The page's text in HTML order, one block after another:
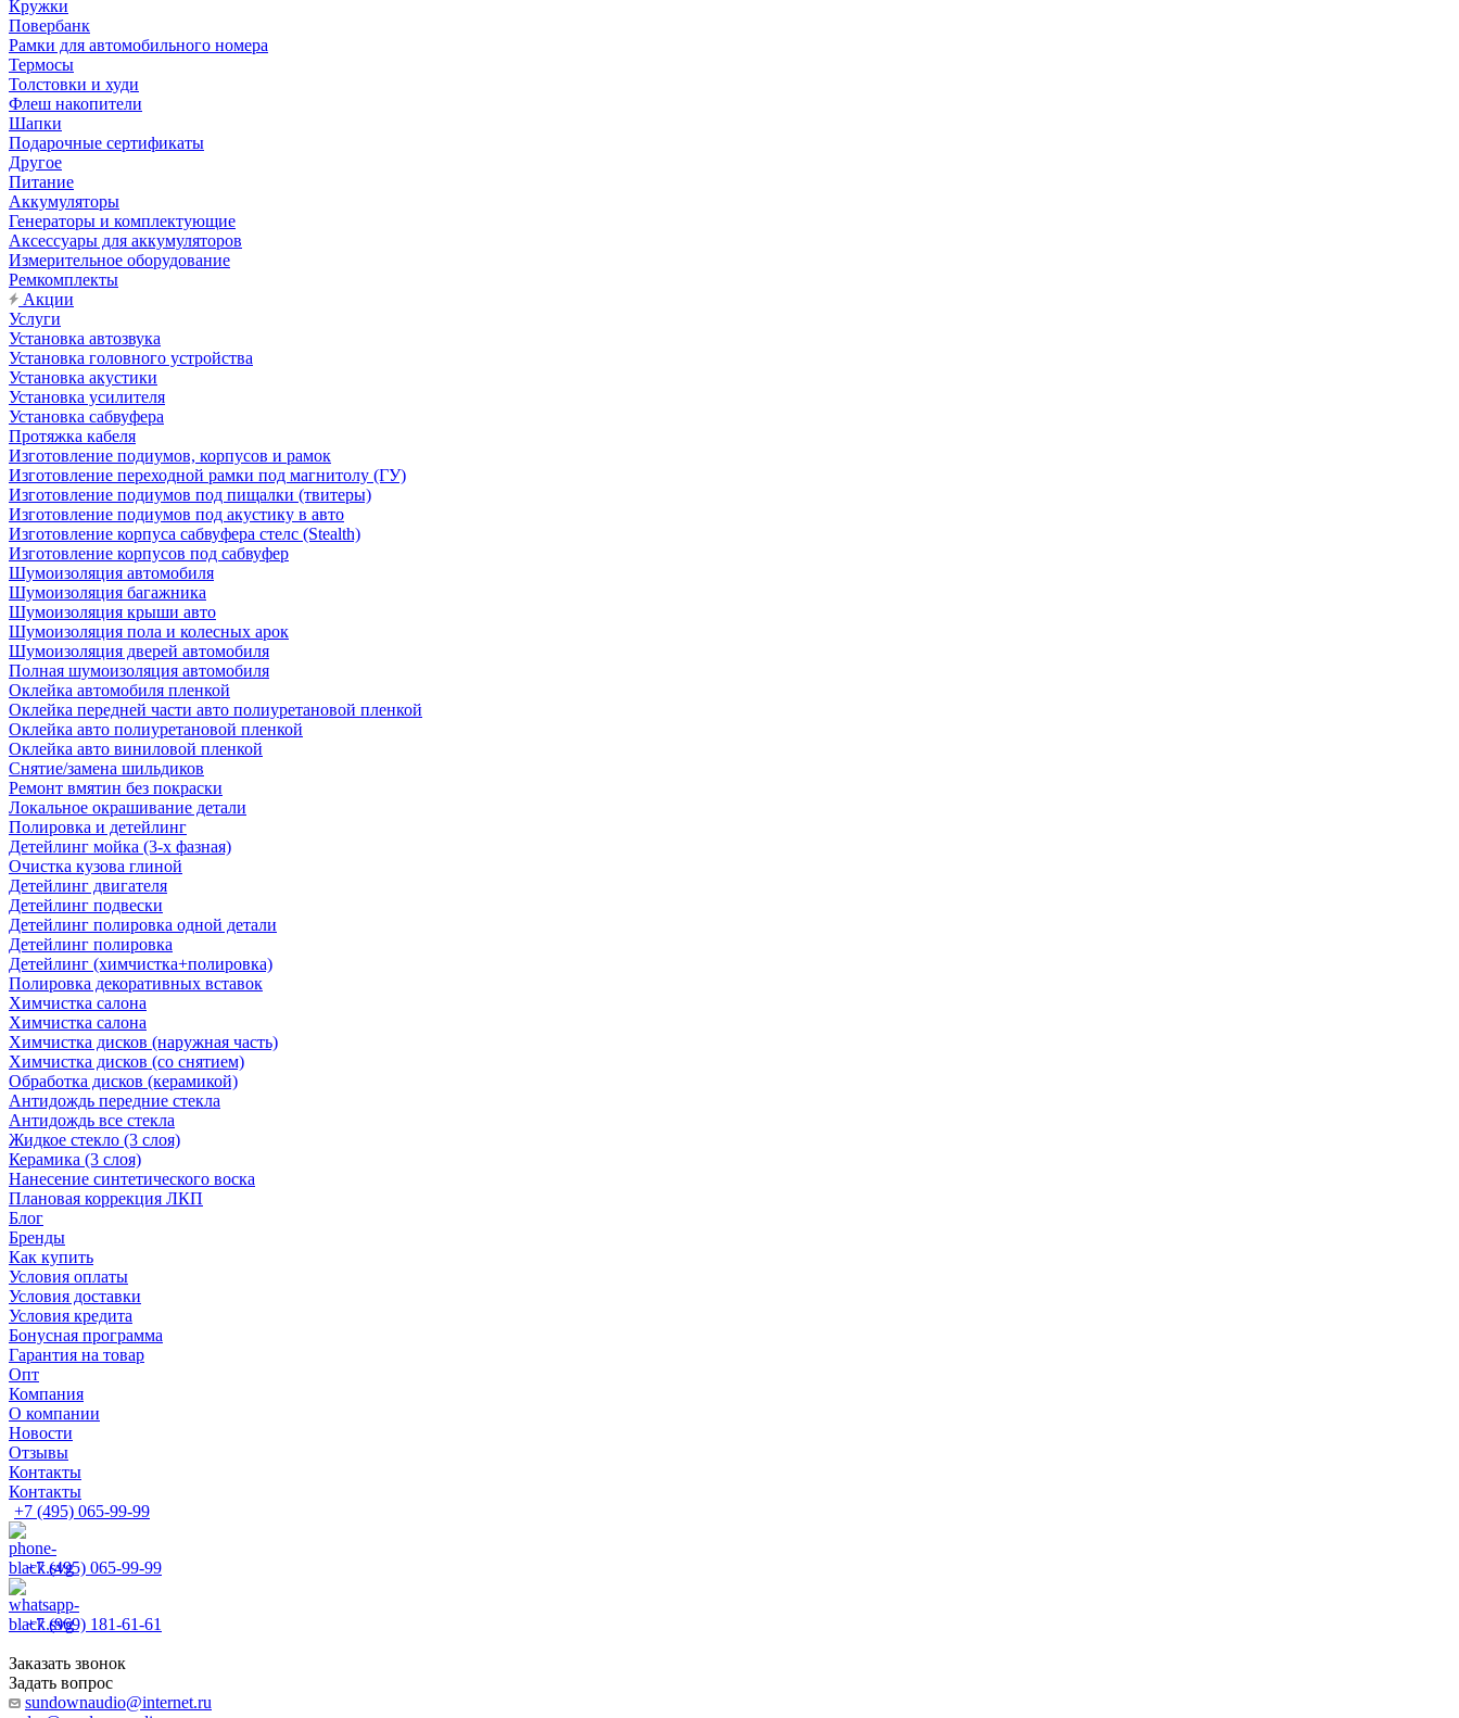
Кружки
Повербанк
Рамки для автомобильного номера
Термосы
Толстовки и худи
Флеш накопители
Шапки
Подарочные сертификаты
Другое
Питание
Аккумуляторы
Генераторы и комплектующие
Аксессуары для аккумуляторов
Измерительное оборудование
Ремкомплекты
Акции
Услуги
Установка автозвука
Установка головного устройства
Установка акустики
Установка усилителя
Установка сабвуфера
Протяжка кабеля
Изготовление подиумов, корпусов и рамок
Изготовление переходной рамки под магнитолу (ГУ)
Изготовление подиумов под пищалки (твитеры)
Изготовление подиумов под акустику в авто
Изготовление корпуса сабвуфера стелс (Stealth)
Изготовление корпусов под сабвуфер
Шумоизоляция автомобиля
Шумоизоляция багажника
Шумоизоляция крыши авто
Шумоизоляция пола и колесных арок
Шумоизоляция дверей автомобиля
Полная шумоизоляция автомобиля
Оклейка автомобиля пленкой
Оклейка передней части авто полиуретановой пленкой
Оклейка авто полиуретановой пленкой
Оклейка авто виниловой пленкой
Снятие/замена шильдиков
Ремонт вмятин без покраски
Локальное окрашивание детали
Полировка и детейлинг
Детейлинг мойка (3-х фазная)
Очистка кузова глиной
Детейлинг двигателя
Детейлинг подвески
Детейлинг полировка одной детали
Детейлинг полировка
Детейлинг (химчистка+полировка)
Полировка декоративных вставок
Химчистка салона
Химчистка салона
Химчистка дисков (наружная часть)
Химчистка дисков (со снятием)
Обработка дисков (керамикой)
Антидождь передние стекла
Антидождь все стекла
Жидкое стекло (3 слоя)
Керамика (3 слоя)
Нанесение синтетического воска
Плановая коррекция ЛКП
Блог
Бренды
Как купить
Условия оплаты
Условия доставки
Условия кредита
Бонусная программа
Гарантия на товар
Опт
Компания
О компании
Новости
Отзывы
Контакты
Контакты
+7 (495) 065-99-99
+7 (495) 065-99-99
+7 (969) 181-61-61
Заказать звонок
Задать вопрос
sundownaudio@internet.ru